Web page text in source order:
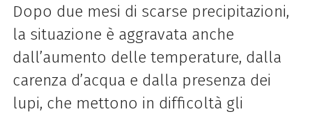
Dopo due mesi di scarse precipitazioni,
la situazione è aggravata anche
dall’aumento delle temperature, dalla
carenza d’acqua e dalla presenza dei
lupi, che mettono in difficoltà gli